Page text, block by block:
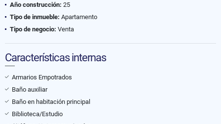
Año construcción: 25
Tipo de inmueble: Apartamento
Tipo de negocio: Venta
Características internas
Armarios Empotrados
Baño auxiliar
Baño en habitación principal
Biblioteca/Estudio